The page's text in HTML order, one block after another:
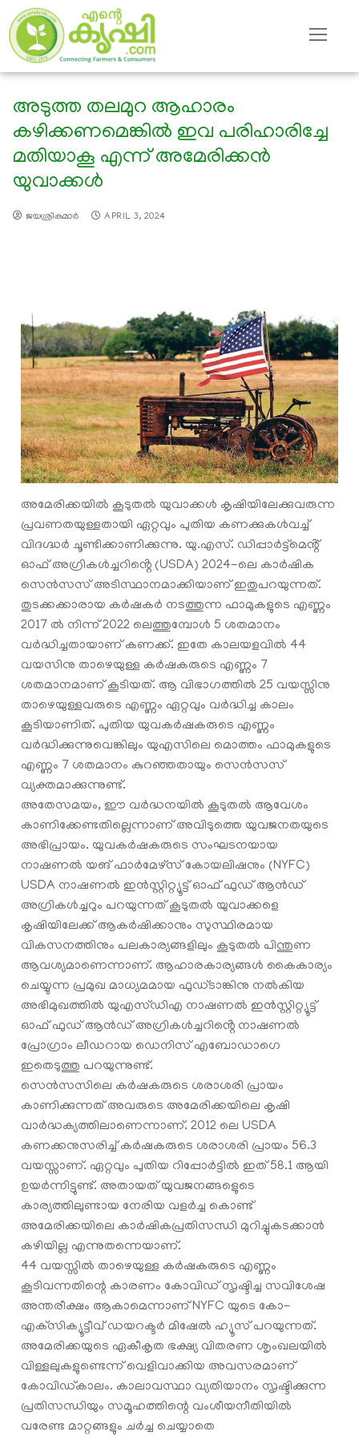
അടുത്ത തലമുറ ആഹാരം
കഴിക്കണമെങ്കില്‍ ഇവ പരിഹാരിച്ചേ
മതിയാകൂ എന്ന് അമേരിക്കന്‍
യുവാക്കള്‍
ജയശ്രീകുമാര്‍ APRIL 3, 2024
അമേരിക്കയില്‍ കൂടുതല്‍ യുവാക്കള്‍ കൃഷിയിലേക്കുവരുന്ന
പ്രവണതയുള്ളതായി ഏറ്റവും പുതിയ കണക്കുകള്‍വച്ച്
വിദഗ്ദ്ധര്‍ ചൂണ്ടിക്കാണിക്കുന്നു. യു.എസ്. ഡിപ്പാർട്ട്‌മെൻ്റ്
ഓഫ് അഗ്രികൾച്ചറിൻ്റെ (USDA) 2024-ലെ കാർഷിക
സെൻസസ് അടിസ്ഥാനമാക്കിയാണ് ഇതുപറയുന്നത്.
തുടക്കക്കാരായ കര്‍ഷകര്‍ നടത്തുന്ന ഫാമുകളുടെ എണ്ണം
2017 ല്‍ നിന്ന് 2022 ലെത്തുമ്പോള്‍ 5 ശതമാനം
വര്‍ദ്ധിച്ചതായാണ് കണക്ക്. ഇതേ കാലയളവില്‍ 44
വയസിനു താഴെയുള്ള കര്‍ഷകരുടെ എണ്ണം 7
ശതമാനമാണ് കൂടിയത്. ആ വിഭാഗത്തില്‍ 25 വയസ്സിനു
താഴെയുള്ളവരുടെ എണ്ണം ഏറ്റവും വ‍ർദ്ധിച്ച കാലം
കൂടിയാണിത്. പുതിയ യുവകർഷകരുടെ എണ്ണം
വർദ്ധിക്കുന്നുവെങ്കിലും യുഎസിലെ മൊത്തം ഫാമുകളുടെ
എണ്ണം 7 ശതമാനം കുറഞ്ഞതായും സെൻസസ്
വ്യക്തമാക്കുന്നുണ്ട്.
അതേസമയം, ഈ വര്‍ദ്ധനയില്‍ കൂടുതല്‍ ആവേശം
കാണിക്കേണ്ടതില്ലെന്നാണ് അവിടുത്തെ യുവജനതയുടെ
അഭിപ്രായം. യുവകര്‍ഷകരുടെ സംഘടനയായ
നാഷണല്‍ യങ് ഫാർമേഴ്‌സ് കോയലിഷനും (NYFC)
USDA നാഷണൽ ഇൻസ്റ്റിറ്റ്യൂട്ട് ഓഫ് ഫുഡ് ആൻഡ്
അഗ്രികൾച്ചറും പറയുന്നത് കൂടുതല്‍ യുവാക്കളെ
കൃഷിയിലേക്ക് ആകര്‍ഷിക്കാനും സുസ്ഥിരമായ
വികസനത്തിനും പലകാര്യങ്ങളിലും കൂടുതല്‍ പിന്തുണ
ആവശ്യമാണെന്നാണ്. ആഹാരകാര്യങ്ങള്‍ കൈകാര്യം
ചെയ്യുന്ന പ്രമുഖ മാധ്യമമായ ഫു‍ഡ്ടാങ്കിനു നല്‍കിയ
അഭിമുഖത്തില്‍ യുഎസ്ഡിഎ നാഷണൽ ഇൻസ്റ്റിറ്റ്യൂട്ട്
ഓഫ് ഫുഡ് ആൻഡ് അഗ്രികൾച്ചറിൻ്റെ നാഷണൽ
പ്രോഗ്രാം ലീഡറായ ഡെനിസ് എബോഡാഗെ
ഇതെടുത്തു പറയുന്നുണ്ട്.
സെന്‍സസിലെ കർഷകരുടെ ശരാശരി പ്രായം
കാണിക്കുന്നത് അവരുടെ അമേരിക്കയിലെ കൃഷി
വാർദ്ധക്യത്തിലാണെന്നാണ്. 2012 ലെ USDA
കണക്കനുസരിച്ച് കർഷകരുടെ ശരാശരി പ്രായം 56.3
വയസ്സാണ്. ഏറ്റവും പുതിയ റിപ്പോർട്ടില്‍ ഇത് 58.1 ആയി
ഉയര്‍ന്നിട്ടുണ്ട്. അതായത് യുവജനങ്ങളുെടെ
കാര്യത്തിലുണ്ടായ നേരിയ വളര്‍ച്ച കൊണ്ട്
അമേരിക്കയിലെ കാര്‍ഷികപ്രതിസന്ധി മുറിച്ചുകടക്കാന്‍
കഴിയില്ല എന്നുതന്നെയാണ്.
44 വയസ്സിൽ താഴെയുള്ള കര്‍ഷകരുടെ എണ്ണം
കൂടിവന്നതിന്റെ കാരണം കോവിഡ് സൃഷ്ടിച്ച സവിശേഷ
അന്തരീക്ഷം ആകാമെന്നാണ് NYFC യുടെ കോ-
എക്‌സിക്യൂട്ടീവ് ഡയറക്ടർ മിഷേൽ ഹ്യൂസ് പറയുന്നത്.
അമേരിക്കയുടെ ഏകീകൃത ഭക്ഷ്യ വിതരണ ശൃംഖലയിൽ
വിള്ളലുകളുണ്ടെന്ന് വെളിവാക്കിയ അവസരമാണ്
കോവിഡ്കാലം. കാലാവസ്ഥാ വ്യതിയാനം സൃഷ്ടിക്കുന്ന
പ്രതിസന്ധിയും സമൂഹത്തിന്റെ വംശീയനീതിയില്‍
വരേണ്ട മാറ്റങ്ങളും ചര്‍ച്ച ചെയ്യാതെ